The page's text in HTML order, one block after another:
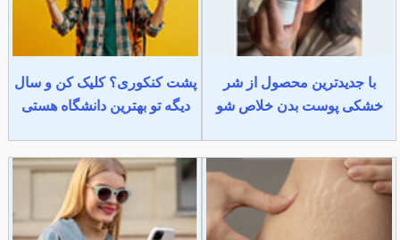
با جدیدترین محصول از شر
خشکی پوست بدن خلاص شو
پشت کنکوری؟ کلیک کن و سال
دیگه تو بهترین دانشگاه هستی